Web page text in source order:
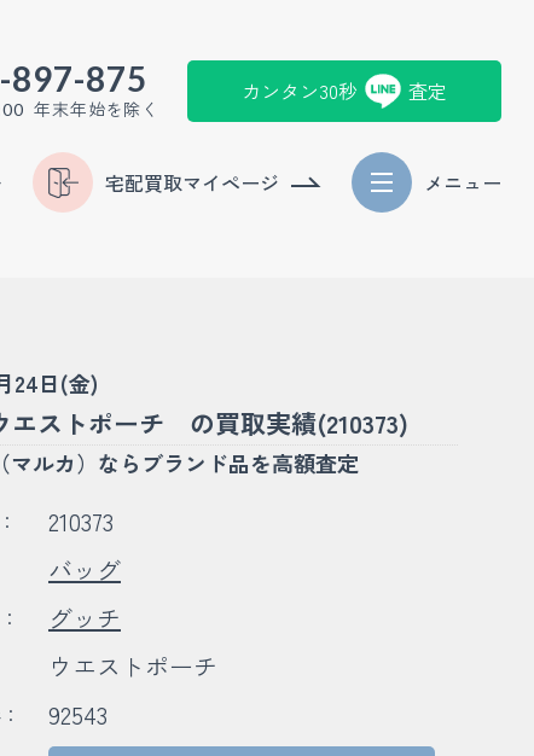
897-875
年末年始を除く
カンタン30秒 査定
宅配買取マイページ メニュー
24日(金)
エストポーチ の買取実績(210373)
マルカ）ならブランド品を高額査定
210373
バッグ
グッチ
ウエストポーチ
92543